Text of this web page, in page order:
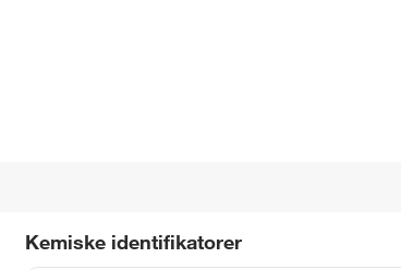
Kemiske identifikatorer